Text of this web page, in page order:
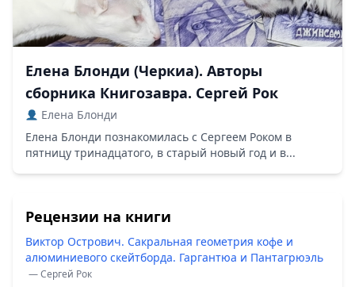
Елена Блонди (Черкиа). Авторы
сборника Книгозавра. Сергей Рок
Елена Блонди
Елена Блонди познакомилась с Сергеем Роком в
пятницу тринадцатого, в старый новый год и в...
Рецензии на книги
Виктор Острович. Сакральная геометрия кофе и
алюминиевого скейтборда. Гаргантюа и Пантагрюэль
— Сергей Рок